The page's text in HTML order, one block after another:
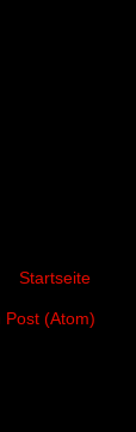
Startseite
Post (Atom)